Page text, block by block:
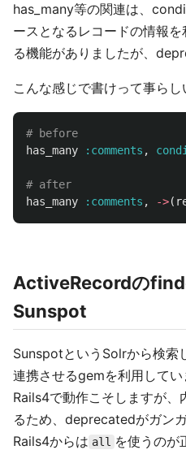
has_many等の関連は、
ースとなるレコードの情報
る機能がありましたが、
こんな感じで書けって事らし
# before
has_many
:comments ,
# after
has_many
:comments , ->(
ActiveRecordの
Sunspot
SunspotというSolrから検
連携させるgemを利用してい
Rails4で動作こそしますが、
るため、deprecatedがガンガ
Rails4からは all を使うのが